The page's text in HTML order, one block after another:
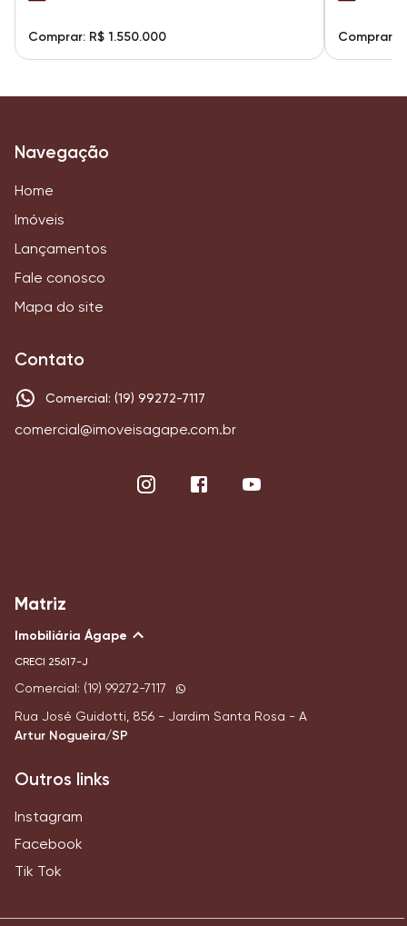
Comprar: R$ 1.550.000 Comprar:
Navegação
Home
Imóveis
Lançamentos
Fale conosco
Mapa do site
Contato
Comercial: (19) 99272-7117
comercial@imoveisagape.com.br
Matriz
Imobiliária Ágape
CRECI 25617-J
Comercial: (19) 99272-7117
Rua José Guidotti, 856 - Jardim Santa Rosa - A
Artur Nogueira/SP
Outros links
Instagram
Facebook
Tik Tok